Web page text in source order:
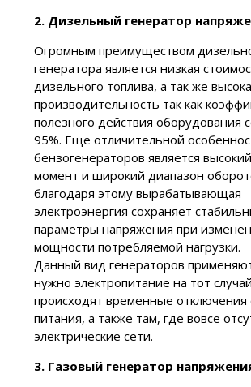
2. Дизельный генератор
Огромным преимуществом
генератора является низкая
дизельного топлива, а так же
производительность так как
полезного действия оборудования
95%. Еще отличительной
бензогенераторов является
момент и широкий диапазон
благодаря этому вырабатывающая
электроэнергия сохраняет
параметры напряжения при
мощности потребляемой нагрузки.
Данный вид генераторов
нужно электропитание на тот
происходят временные отключения
питания, а также там, где вовсе
электрические сети.
3. Газовый генератор